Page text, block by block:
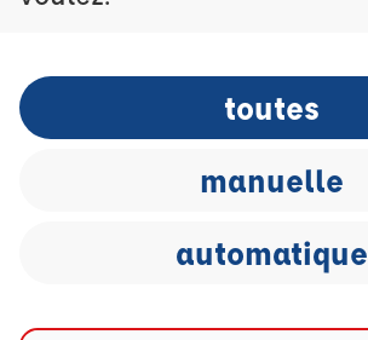
toutes
manuelle
automatique